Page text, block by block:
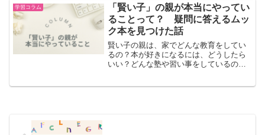
奈緒子先生は、山中先生と...
学習コラム
「賢い子」の親が本当にやってい
ることって？ 疑問に答えるムッ
ク本を見つけた話
賢い子の親は、家でどんな教育をしてい
るの？本が好きになるには、どうしたら
いい？どんな塾や習い事をしているの？